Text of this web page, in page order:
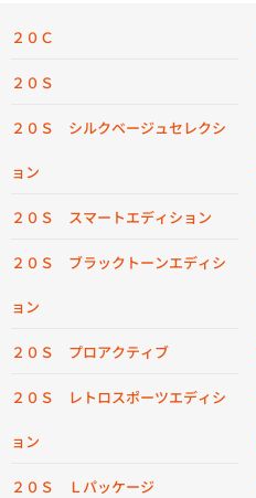
２０Ｃ
２０Ｓ
２０Ｓ シルクベージュセレクシ
ョン
２０Ｓ スマートエディション
２０Ｓ ブラックトーンエディシ
ョン
２０Ｓ プロアクティブ
２０Ｓ レトロスポーツエディシ
ョン
２０Ｓ Ｌパッケージ